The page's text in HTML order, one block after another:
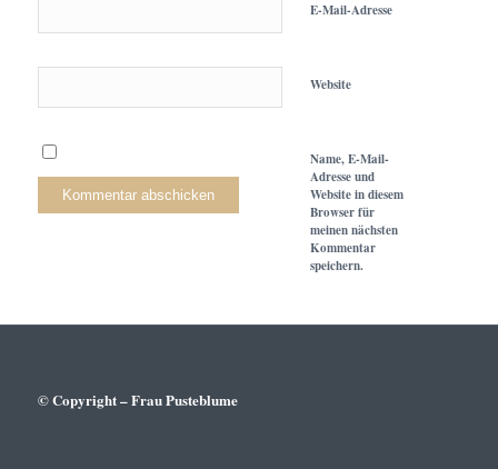
E-Mail-Adresse
Website
Name, E-Mail-
Adresse und
Website in diesem
Browser für
meinen nächsten
Kommentar
speichern.
© Copyright – Frau Pusteblume